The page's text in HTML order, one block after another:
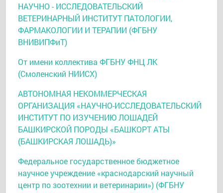
НАУЧНО - ИССЛЕДОВАТЕЛЬСКИЙ
ВЕТЕРИНАРНЫЙ ИНСТИТУТ ПАТОЛОГИИ,
ФАРМАКОЛОГИИ И ТЕРАПИИ (ФГБНУ
ВНИВИПФиТ)
От имени коллектива ФГБНУ ФНЦ ЛК
(Смоленский НИИСХ)
АВТОНОМНАЯ НЕКОММЕРЧЕСКАЯ
ОРГАНИЗАЦИЯ «НАУЧНО­-ИССЛЕДОВАТЕЛЬСКИЙ
ИНСТИТУТ ПО ИЗУЧЕНИЮ ЛОШАДЕЙ
БАШКИРСКОЙ ПОРОДЫ «БАШКОРТ АТЫ
(БАШКИРСКАЯ ЛОШАДЬ)»
Федеральное государственное бюджетное
научное учреждение «краснодарский научный
центр по зоотехнии и ветеринарии») (ФГБНУ